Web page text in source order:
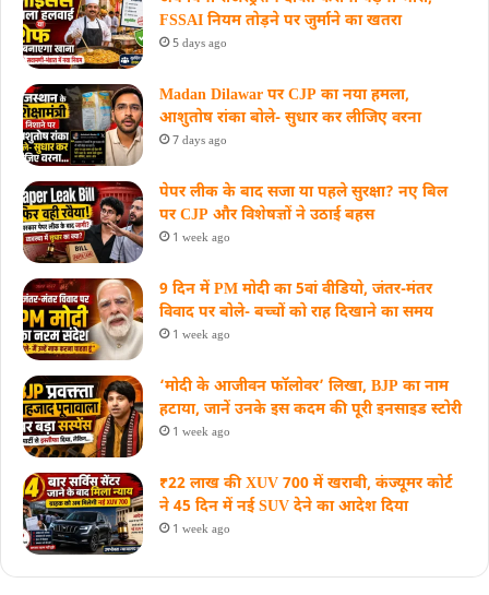
FSSAI नियम तोड़ने पर जुर्माने का खतरा
5 days ago
Madan Dilawar पर CJP का नया हमला,
आशुतोष रांका बोले- सुधार कर लीजिए वरना
7 days ago
पेपर लीक के बाद सजा या पहले सुरक्षा? नए बिल
पर CJP और विशेषज्ञों ने उठाई बहस
1 week ago
9 दिन में PM मोदी का 5वां वीडियो, जंतर-मंतर
विवाद पर बोले- बच्चों को राह दिखाने का समय
1 week ago
‘मोदी के आजीवन फॉलोवर’ लिखा, BJP का नाम
हटाया, जानें उनके इस कदम की पूरी इनसाइड स्‍टोरी
1 week ago
₹22 लाख की XUV 700 में खराबी, कंज्यूमर कोर्ट
ने 45 दिन में नई SUV देने का आदेश दिया
1 week ago